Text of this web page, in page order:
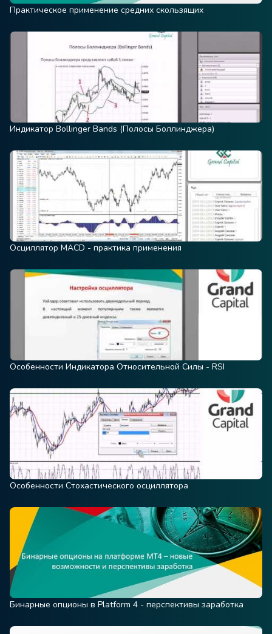
Практическое применение средних скользящих
Индикатор Bollinger Bands (Полосы Боллинджера)
Осциллятор MACD - практика применения
Особенности Индикатора Относительной Силы - RSI
Особенности Стохастического осциллятора
Бинарные опционы в Platform 4 - перспективы заработка